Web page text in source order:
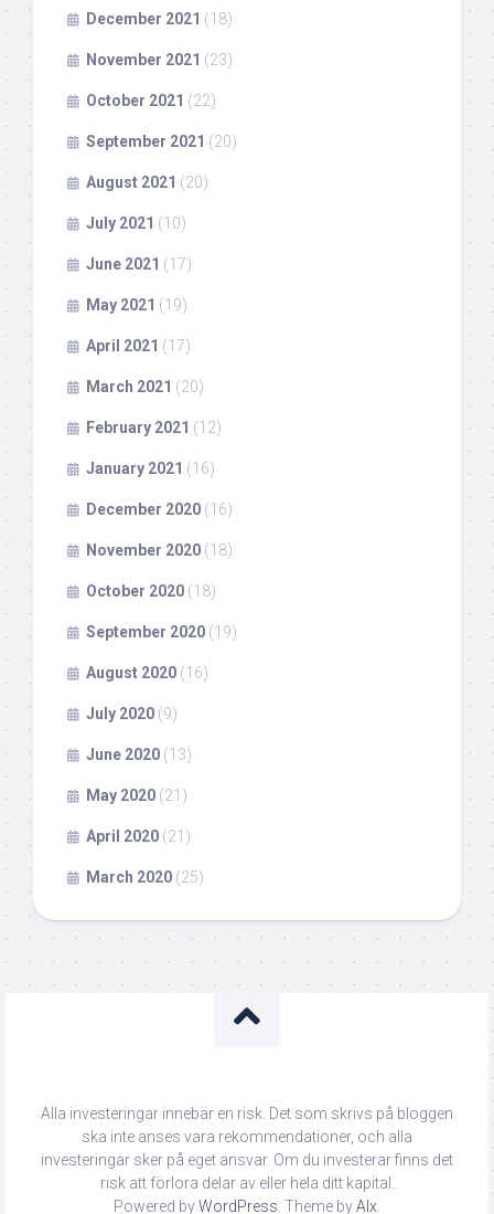
December 2021 (18)
November 2021 (23)
October 2021 (22)
September 2021 (20)
August 2021 (20)
July 2021 (10)
June 2021 (17)
May 2021 (19)
April 2021 (17)
March 2021 (20)
February 2021 (12)
January 2021 (16)
December 2020 (16)
November 2020 (18)
October 2020 (18)
September 2020 (19)
August 2020 (16)
July 2020 (9)
June 2020 (13)
May 2020 (21)
April 2020 (21)
March 2020 (25)
Alla investeringar innebär en risk. Det som skrivs på bloggen
ska inte anses vara rekommendationer, och alla
investeringar sker på eget ansvar. Om du investerar finns det
risk att förlora delar av eller hela ditt kapital.
Powered byWordPress. Theme byAlx.